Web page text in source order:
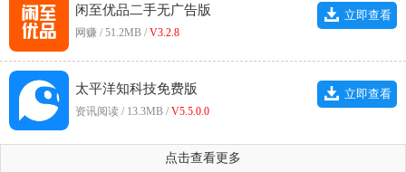
闲至优品二手无广告版
网赚 / 51.2MB / V3.2.8
立即查看
太平洋知科技免费版
资讯阅读 / 13.3MB / V5.5.0.0
立即查看
点击查看更多